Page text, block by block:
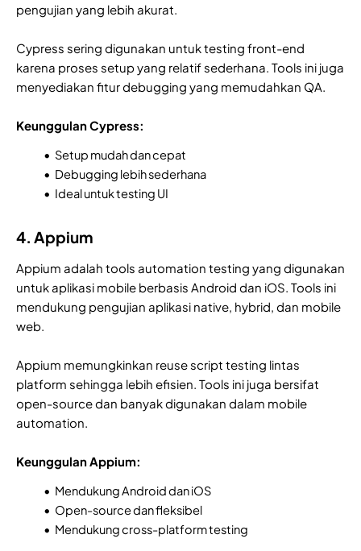
pengujian yang lebih akurat.
Cypress sering digunakan untuk testing front-end
karena proses setup yang relatif sederhana. Tools ini juga
menyediakan fitur debugging yang memudahkan QA.
Keunggulan Cypress:
Setup mudah dan cepat
Debugging lebih sederhana
Ideal untuk testing UI
4. Appium
Appium adalah tools automation testing yang digunakan
untuk aplikasi mobile berbasis Android dan iOS. Tools ini
mendukung pengujian aplikasi native, hybrid, dan mobile
web.
Appium memungkinkan reuse script testing lintas
platform sehingga lebih efisien. Tools ini juga bersifat
open-source dan banyak digunakan dalam mobile
automation.
Keunggulan Appium:
Mendukung Android dan iOS
Open-source dan fleksibel
Mendukung cross-platform testing